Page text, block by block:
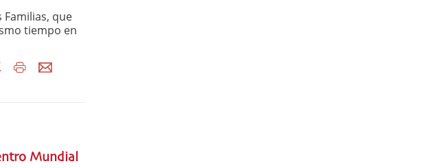
que
tiempo en
Mundial